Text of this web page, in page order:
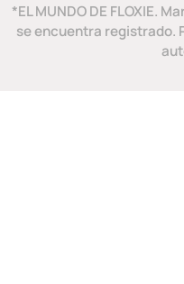
*EL MUNDO DE FLOXIE.
se encuentra registrado.